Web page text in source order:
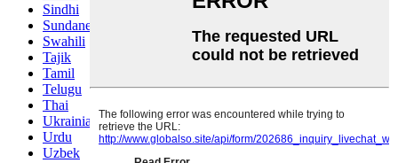
Sindhi
Sundanese
Swahili
Tajik
Tamil
Telugu
Thai
Ukrainian
Urdu
Uzbek